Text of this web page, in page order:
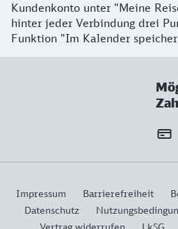
Kundenkonto unter "Meine
hinter jeder Verbindung drei
Funktion "Im Kalender
Impressum Barrierefreiheit
Datenschutz
Vertrag widerrufen
LkSG